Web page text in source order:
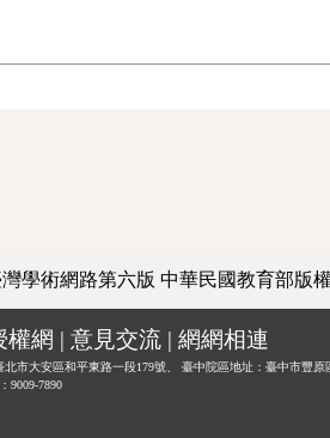
學術網路第六版 中華民國教育部版
權網 | 意見交流 | 網網相連
市大安區和平東路一段179號、
臺中院區地址：臺中市豐原
9009-7890